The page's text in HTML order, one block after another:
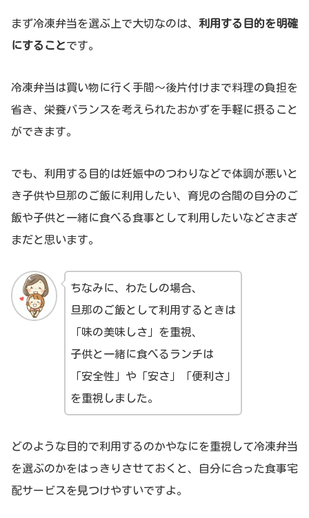
まず冷凍弁当を選ぶ上で大切なのは、 利用する目的を明確
にすることです。
冷凍弁当は買い物に行く手間～後片付けまで料理の負担を
省き、栄養バランスを考えられたおかずを手軽に摂ること
ができます。
でも、利用する目的は妊娠中のつわりなどで体調が悪いと
き子供や旦那のご飯に利用したい、育児の合間の自分のご
飯や子供と一緒に食べる食事として利用したいなどさまざ
まだと思います。
ちなみに、わたしの場合、
旦那のご飯として利用するときは
「味の美味しさ」を重視、
子供と一緒に食べるランチは
「安全性」や「安さ」「便利さ」
を重視しました。
どのような目的で利用するのかやなにを重視して冷凍弁当
を選ぶのかをはっきりさせておくと、自分に合った食事宅
配サービスを見つけやすいですよ。